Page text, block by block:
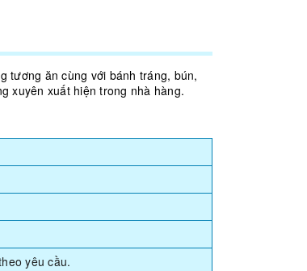
tương ăn cùng với bánh tráng, bún,
xuyên xuất hiện trong nhà hàng.
yêu cầu.